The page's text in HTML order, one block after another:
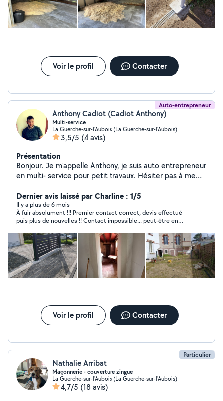
Voir le profil Contacter
Auto-entrepreneur
Anthony Cadiot (Cadiot Anthony)
Multi-service
La Guerche-sur-l'Aubois (La Guerche-sur-l'Aubois)
3,5/5 (4 avis)
Présentation
Bonjour. Je m'appelle Anthony, je suis auto entrepreneur
en multi- service pour petit travaux. Hésiter pas à me
Dernier avis laissé par Charline : 1/5
Il y a plus de 6 mois
À fuir absolument !!! Premier contact correct, devis effectué
puis plus de nouvelles !! Contact impossible... peut-être en
part et j'ai dû décaler la date de ma pose de portail, ce qui ne
m'a pas du tout arrangé.
Voir le profil Contacter
Particulier
Nathalie Arribat
Maçonnerie - couverture zingue
La Guerche-sur-l'Aubois (La Guerche-sur-l'Aubois)
4,7/5 (18 avis)